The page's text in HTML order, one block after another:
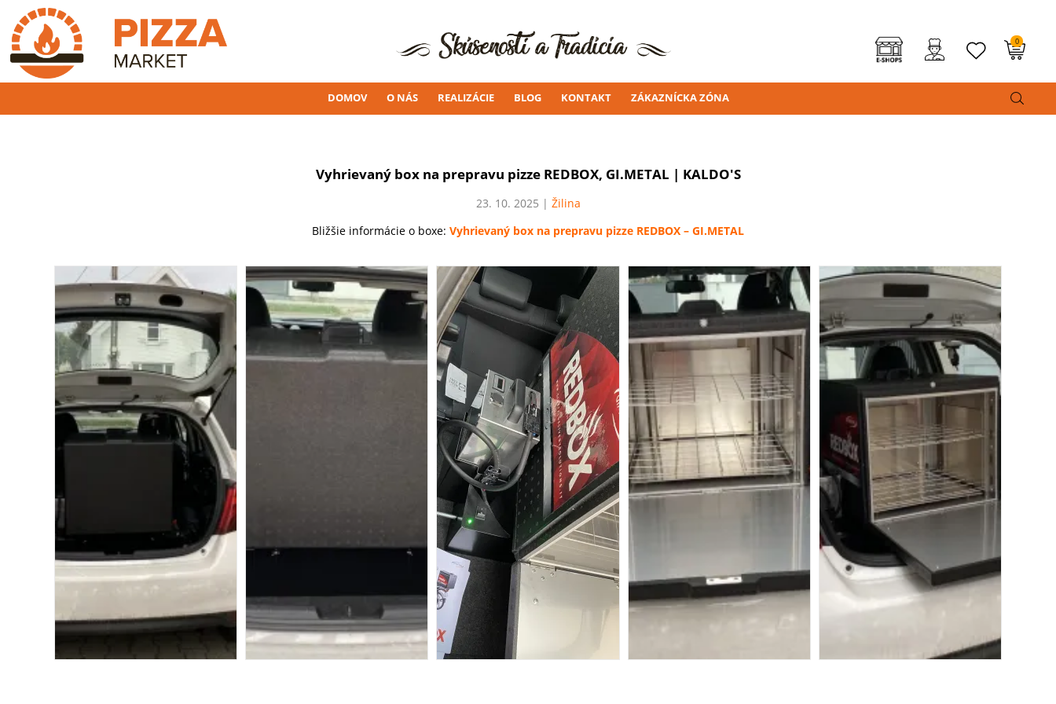
DOMOV O NÁS REALIZÁCIE BLOG KONTAKT ZÁKAZNÍCKA ZÓNA
0
Vyhrievaný box na prepravu pizze REDBOX, GI.METAL | KALDO'S
23. 10. 2025 | Žilina
Bližšie informácie o boxe: Vyhrievaný box na prepravu pizze REDBOX – GI.METAL